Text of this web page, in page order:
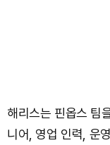
해리스는 핀옵스 팀
니어, 영업 인력, 운